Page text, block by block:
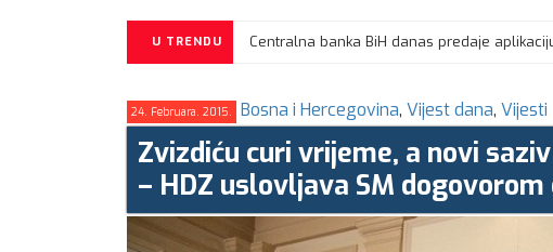
U TRENDU
24. Februara. 2015. Bosna i Hercegovina, Vijest dana, Vijesti
Zvizdiću curi vrijeme, a novi
– HDZ uslovljava SM dogovorom